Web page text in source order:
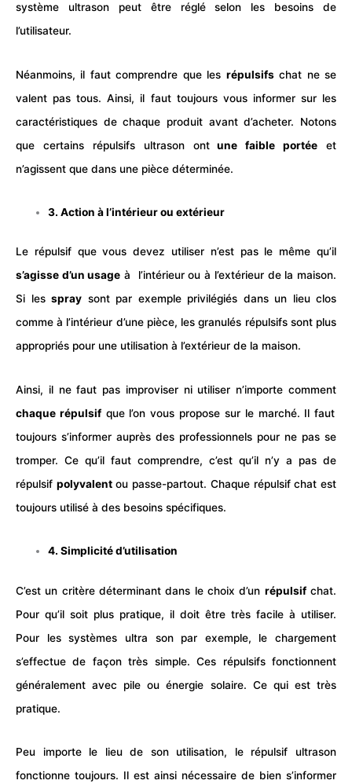
système ultrason peut être réglé selon les besoins de
l’utilisateur.
Néanmoins, il faut comprendre que les répulsifschat ne se
valent pas tous. Ainsi, il faut toujours vous informer sur les
caractéristiques de chaque produit avant d’acheter. Notons
que certains répulsifs ultrasonontune faible portée et
n’agissent que dans une pièce déterminée.
3. Action à l’intérieur ou extérieur
Le répulsif que vous devez utiliser n’est pas le même qu’il
s’agisse d’un usage à l’intérieur ou à l’extérieur de la maison.
Si les spray sont par exemple privilégiés dans un lieu clos
comme à l’intérieur d’une pièce, les granulés répulsifs sont plus
appropriés pour une utilisation à l’extérieur de la maison.
Ainsi, il ne faut pas improviser ni utiliser n’importe comment
chaque répulsifque l’on vous propose sur le marché. Il faut
toujours s’informer auprès des professionnels pour ne pas se
tromper. Ce qu’il faut comprendre, c’est qu’il n’y a pas de
répulsif polyvalentou passe-partout. Chaque répulsif chat est
toujours utilisé à des besoins spécifiques.
4. Simplicité d’utilisation
C’est un critère déterminant dans le choix d’un répulsifchat.
Pour qu’il soit plus pratique, il doit être très facile à utiliser.
Pour les systèmes ultra son par exemple, le chargement
s’effectue de façon très simple. Ces répulsifs fonctionnent
généralement avec pile ou énergie solaire. Ce qui est très
pratique.
Peu importe le lieu de son utilisation, le répulsif ultrason
fonctionne toujours. Il est ainsi nécessaire de bien s’informer